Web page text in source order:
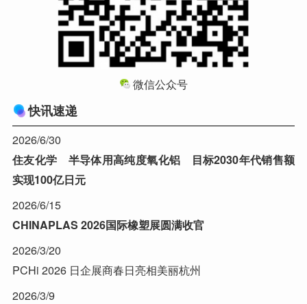
微信公众号
快讯速递
2026/6/30
住友化学 半导体用高纯度氧化铝 目标2030年代销售额
实现100亿日元
2026/6/15
CHINAPLAS 2026国际橡塑展圆满收官
2026/3/20
PCHi 2026 日企展商春日亮相美丽杭州
2026/3/9